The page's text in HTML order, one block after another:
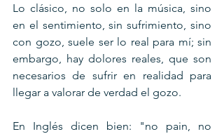
Lo clásico, no solo en la música, sino
en el sentimiento, sin sufrimiento, sino
con gozo, suele ser lo real para mí; sin
embargo, hay dolores reales, que son
necesarios de sufrir en realidad para
llegar a valorar de verdad el gozo.
En Inglés dicen bien: "no pain, no